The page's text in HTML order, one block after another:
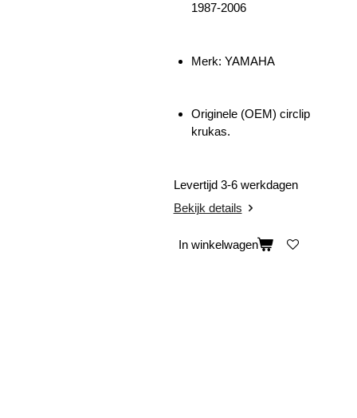
1987-2006
Merk: YAMAHA
Originele (OEM) circlip
krukas.
Levertijd 3-6 werkdagen
Bekijk details
In winkelwagen